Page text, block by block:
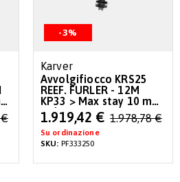
€
-3%
Karver
Avvolgifiocco KRS25
REEF. FURLER - 12M
KP33 > Max stay 10 mm
- Plate S
Special
Price
1.919,42 € 1.978,78 €
Su ordinazione
SKU: PF333250